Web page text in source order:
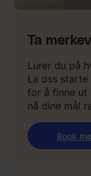
Ta
Lurer du på
La oss
for å finne ut
nå dine mål
Book